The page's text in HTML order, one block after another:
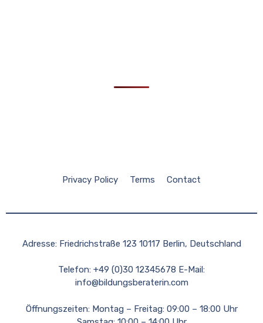
Privacy Policy Terms Contact
Adresse: Friedrichstraße 123 10117 Berlin, Deutschland
Telefon: +49 (0)30 12345678 E-Mail:
info@bildungsberaterin.com
Öffnungszeiten: Montag – Freitag: 09:00 – 18:00 Uhr